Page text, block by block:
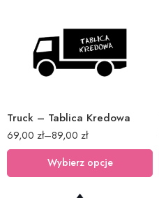
Truck – Tablica Kredowa
69,00 zł–89,00 zł
40x78cm
60x116cm
Wybierz opcje